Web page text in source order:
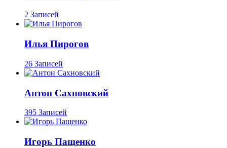
2 Записей
Илья Пирогов
26 Записей
Антон Сахновский
395 Записей
Игорь Пащенко